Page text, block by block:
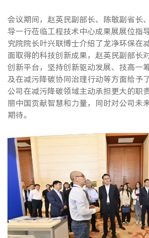
会议期间，赵英民副部长、陈敏副省长
导一行莅临工程技术中心成果展展位指
究院院长叶兴联博士介绍了龙净环保在
面取得的科技创新成果，赵英民副部长
创新平台，坚持创新驱动发展、技高一
及在减污降碳协同治理行动等方面给予
公司在减污降碳领域主动承担更大的职
丽中国贡献智慧和力量，同时对公司未
期待。